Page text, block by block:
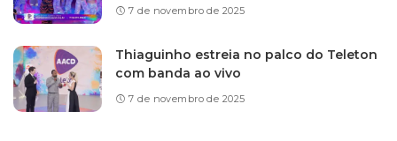
7 de novembro de 2025
Thiaguinho estreia no palco do Teleton
com banda ao vivo
7 de novembro de 2025